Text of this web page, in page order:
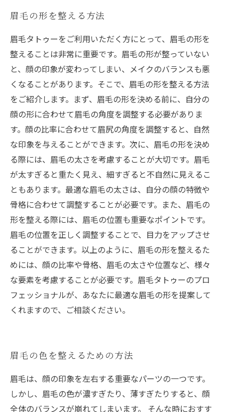
眉毛の形を整える方法
眉毛タトゥーをご利用いただく方にとって、眉毛の形を
整えることは非常に重要です。眉毛の形が整っていない
と、顔の印象が変わってしまい、メイクのバランスも悪
くなることがあります。そこで、眉毛の形を整える方法
をご紹介します。まず、眉毛の形を決める前に、自分の
顔の形に合わせて眉毛の角度を調整する必要がありま
す。顔の比率に合わせて眉尻の角度を調整すると、自然
な印象を与えることができます。次に、眉毛の形を決め
る際には、眉毛の太さを考慮することが大切です。眉毛
が太すぎると重たく見え、細すぎると不自然に見えるこ
ともあります。最適な眉毛の太さは、自分の顔の特徴や
骨格に合わせて調整することが必要です。また、眉毛の
形を整える際には、眉毛の位置も重要なポイントです。
眉毛の位置を正しく調整することで、目力をアップさせ
ることができます。以上のように、眉毛の形を整えるた
めには、顔の比率や骨格、眉毛の太さや位置など、様々
な要素を考慮することが必要です。眉毛タトゥーのプロ
フェッショナルが、あなたに最適な眉毛の形を提案して
くれますので、ご相談ください。
眉毛の色を整えるための方法
眉毛は、顔の印象を左右する重要なパーツの一つです。
しかし、眉毛の色が濃すぎたり、薄すぎたりすると、顔
全体のバランスが崩れてしまいます。 そんな時におすす